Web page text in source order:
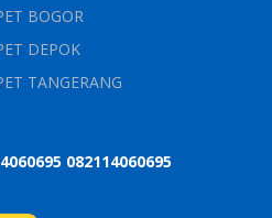
BOGOR
DEPOK
TANGERANG
082114060695